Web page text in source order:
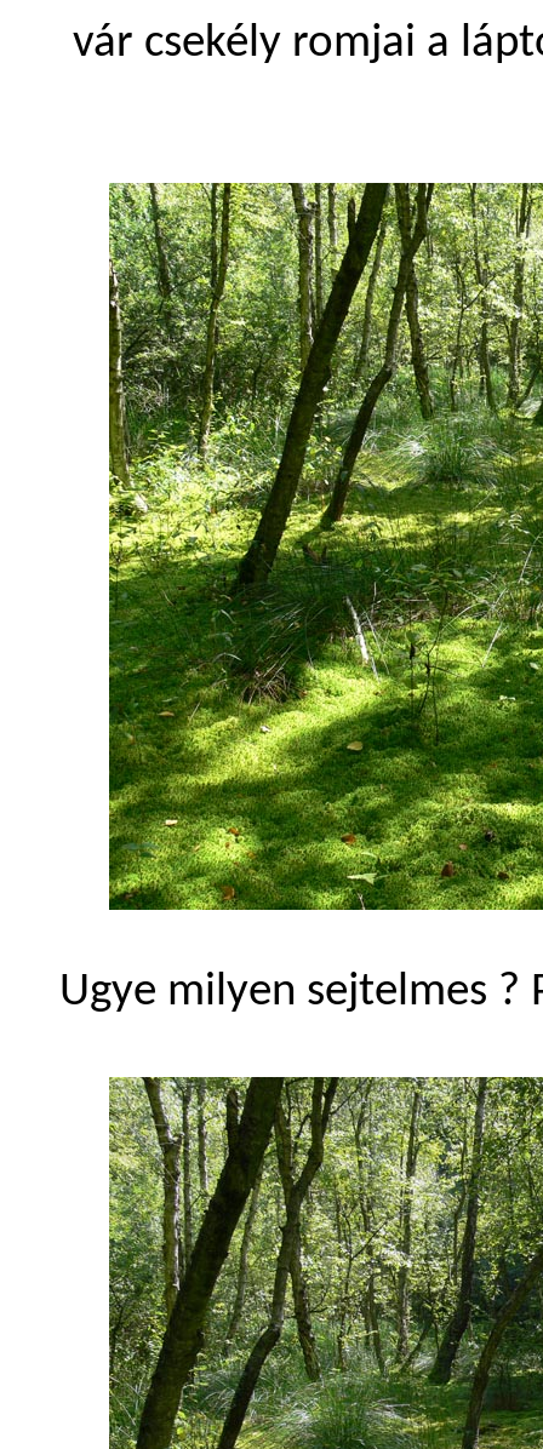
vár csekély romjai a
Ugye milyen sejtelmes ?